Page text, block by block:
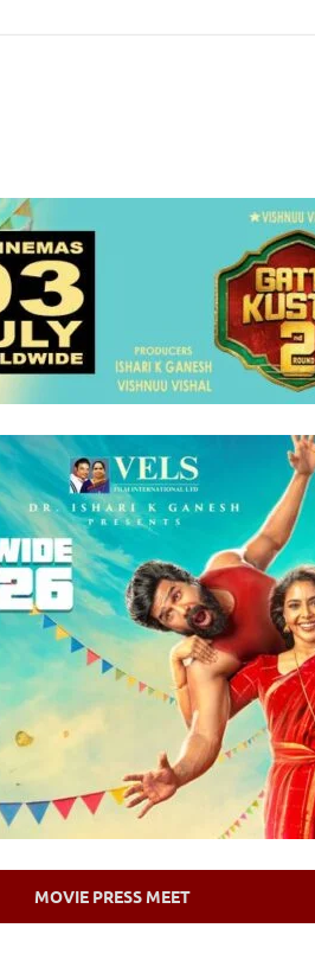
MOVIE PRESS MEET